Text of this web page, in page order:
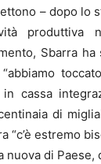
– dopo lo
produttiva
Sbarra ha
cassa
di
“c’è estremo
nuova di